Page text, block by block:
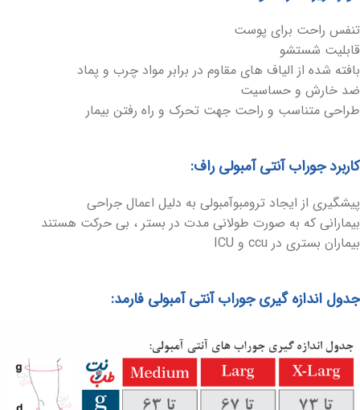
تنفس راحت برای پوست
قابلیت شستشو
بافته شده از الیاف های مقاوم در برابر مواد چرب و پماد
ضد خارش و حساسیت
طراحی متناسب و راحت جهت تحرک و راه رفتن بیمار
کاربرد جوراب آنتی آمبولی راف:
پیشگیری از ایجاد ترومبوآمبولی به دلیل اعمال جراحی
بیمارانی که به صورت طولانی مدت در بستر ، بی حرکت هستند
بیماران بستری در ccu و ICU
جدول اندازه گیری جوراب آنتی آمبولی فارمد: